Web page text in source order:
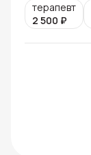
терапевт
2 500 ₽